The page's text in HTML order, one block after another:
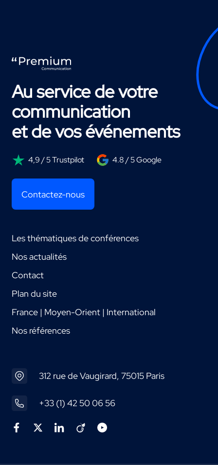
Au service de votre
communication
et de vos événements
4,9 / 5 Trustpilot 4.8 / 5 Google
Contactez-nous
Les thématiques de conférences
Nos actualités
Contact
Plan du site
France | Moyen-Orient | International
Nos références
312 rue de Vaugirard, 75015 Paris
+33 (1) 42 50 06 56